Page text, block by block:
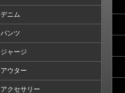
デニム
パンツ
ジャージ
アウター
アクセサリー